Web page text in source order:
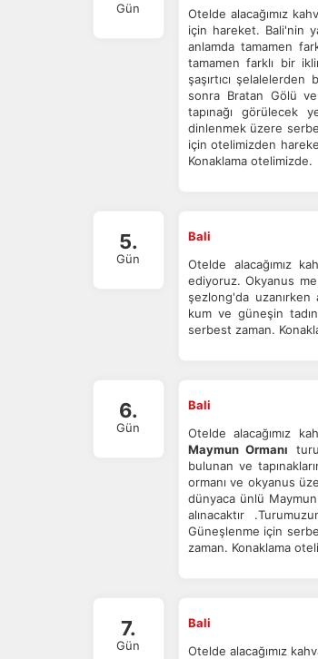
Gün
Otelde alacağımız
için hareket. Bali'nin
anlamda tamamen
tamamen farklı bir
şaşırtıcı
sonra Bratan Gölü
tapınağı görülecek
dinlenmek üzere
için otelimizden
Konaklama otelimizde.
5.
Gün
Bali
Otelde alacağımız
ediyoruz. Okyanus
şezlong'da
kum ve güneşin
serbest zaman.
6.
Gün
Bali
Otelde alacağımız
Maymun Ormanı
bulunan ve
ormanı ve okyanus
dünyaca ünlü
alınacaktır
Güneşlenme için
zaman. Konaklama
7.
Gün
Bali
Otelde alacağımız